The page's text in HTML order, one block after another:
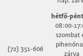
(72) 351-606
hétfő-
08:00-
szombat
zárva